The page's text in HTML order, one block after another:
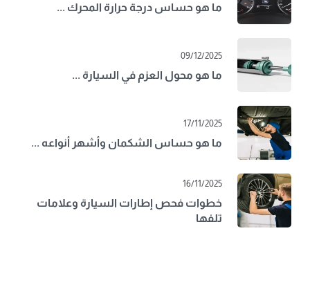
ما هو حساس درجة حرارة المحرك ...
09/12/2025
ما هو محول العزم في السيارة ...
17/11/2025
ما هو حساس الشكمان وأشهر أنواعه ...
16/11/2025
خطوات فحص إطارات السيارة وعلامات
تلفها